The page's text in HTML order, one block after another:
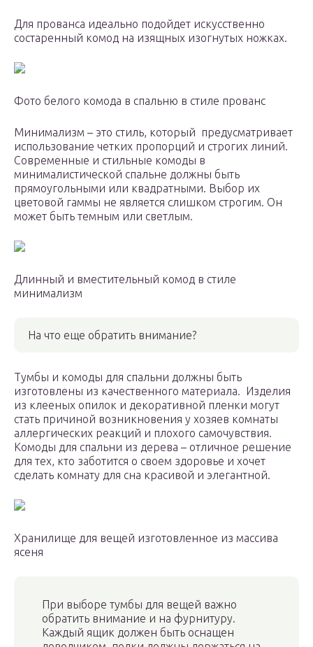
Для прованса идеально подойдет искусственно
состаренный комод на изящных изогнутых ножках.
Фото белого комода в спальню в стиле прованс
Минимализм – это стиль, который предусматривает
использование четких пропорций и строгих линий.
Современные и стильные комоды в
минималистической спальне должны быть
прямоугольными или квадратными. Выбор их
цветовой гаммы не является слишком строгим. Он
может быть темным или светлым.
Длинный и вместительный комод в стиле
минимализм
На что еще обратить внимание?
Тумбы и комоды для спальни должны быть
изготовлены из качественного материала. Изделия
из клееных опилок и декоративной пленки могут
стать причиной возникновения у хозяев комнаты
аллергических реакций и плохого самочувствия.
Комоды для спальни из дерева – отличное решение
для тех, кто заботится о своем здоровье и хочет
сделать комнату для сна красивой и элегантной.
Хранилище для вещей изготовленное из массива
ясеня
При выборе тумбы для вещей важно
обратить внимание и на фурнитуру.
Каждый ящик должен быть оснащен